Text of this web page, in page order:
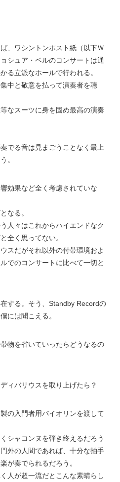
、ワシントンポスト紙（以下Ｗ
シュア・ベルのコンサートは通
る立派なホールで行われる。
中と敬意を払って演奏者を聴
なスーツに身を固め最高の演奏
でる音は見まごうことなく最上
。
効果など全く考慮されていな
なる。
人々はこれからハイエンドなク
全く思ってない。
スだがそれ以外の付帯環境およ
でのコンサートに比べて一切と
する。そう、Standby Recordの
には聞こえる。
物を省いていったらどうなるの
ィバリウスを取り上げたら？
の入門者用バイオリンを渡して
シャコンヌを弾き終えるだろう
外の人間であれば、十分な拍手
が奏でられるだろう。
人が超一流だとこんな素晴らし